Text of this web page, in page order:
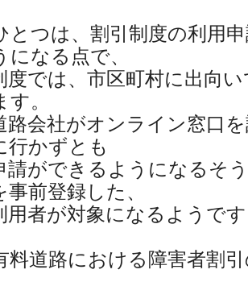
とつは、割引制度の利用
になる点で、
度では、市区町村に出向
。
路会社がオンライン窓口
行かずとも
請ができるようになるそ
事前登録した、
用者が対象になるようで
料道路における障害者割